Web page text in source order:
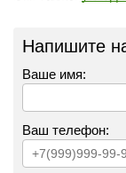
Напишите
Ваше имя:
Ваш телефон: